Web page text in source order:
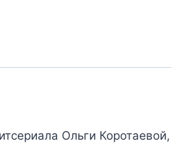
Ольги Коротаевой,